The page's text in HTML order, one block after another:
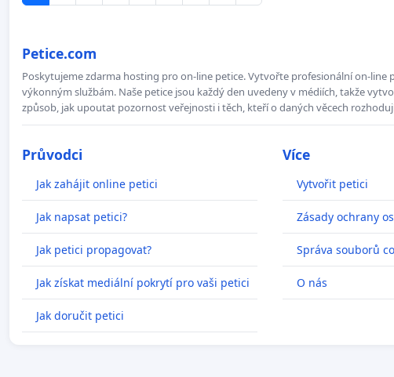
Petice.com
Poskytujeme zdarma hosting pro on-line petice. Vytvořte profesionální on-line
výkonným službám. Naše petice jsou každý den uvedeny v médiích, takže
způsob, jak upoutat pozornost veřejnosti i těch, kteří o daných věcech
Průvodci
Jak zahájit online petici
Jak napsat petici?
Jak petici propagovat?
Jak získat mediální pokrytí pro vaši petici
Jak doručit petici
Více
Vytvořit petici
Zásady ochrany
Správa souborů
O nás